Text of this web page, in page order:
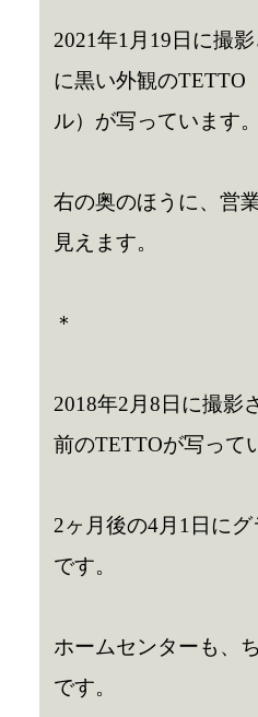
2021年1月19日に撮
に黒い外観のTETTO
ル）が写っています。
右の奥のほうに、営
見えます。
＊
2018年2月8日に撮影
前のTETTOが写って
2ヶ月後の4月1日に
です。
ホームセンターも、
です。